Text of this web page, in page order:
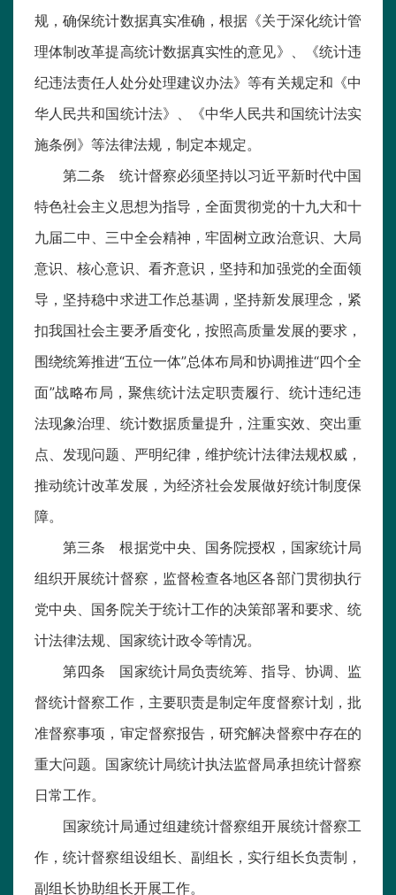
规，确保统计数据真实准确，根据《关于深化统计管
理体制改革提高统计数据真实性的意见》、《统计违
纪违法责任人处分处理建议办法》等有关规定和《中
华人民共和国统计法》、《中华人民共和国统计法实
施条例》等法律法规，制定本规定。
第二条 统计督察必须坚持以习近平新时代中国
特色社会主义思想为指导，全面贯彻党的十九大和十
九届二中、三中全会精神，牢固树立政治意识、大局
意识、核心意识、看齐意识，坚持和加强党的全面领
导，坚持稳中求进工作总基调，坚持新发展理念，紧
扣我国社会主要矛盾变化，按照高质量发展的要求，
围绕统筹推进“五位一体”总体布局和协调推进“四个全
面”战略布局，聚焦统计法定职责履行、统计违纪违
法现象治理、统计数据质量提升，注重实效、突出重
点、发现问题、严明纪律，维护统计法律法规权威，
推动统计改革发展，为经济社会发展做好统计制度保
障。
第三条 根据党中央、国务院授权，国家统计局
组织开展统计督察，监督检查各地区各部门贯彻执行
党中央、国务院关于统计工作的决策部署和要求、统
计法律法规、国家统计政令等情况。
第四条 国家统计局负责统筹、指导、协调、监
督统计督察工作，主要职责是制定年度督察计划，批
准督察事项，审定督察报告，研究解决督察中存在的
重大问题。国家统计局统计执法监督局承担统计督察
日常工作。
国家统计局通过组建统计督察组开展统计督察工
作，统计督察组设组长、副组长，实行组长负责制，
副组长协助组长开展工作。